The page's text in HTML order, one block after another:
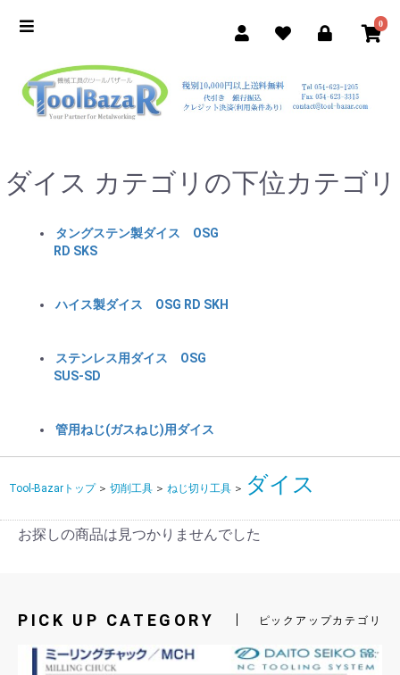
0
ダイス カテゴリの下位カテゴリ
タングステン製ダイス OSG
RD SKS
ハイス製ダイス OSG RD SKH
ステンレス用ダイス OSG
SUS-SD
管用ねじ(ガスねじ)用ダイス
Tool-Bazarトップ ＞ 切削工具 ＞ ねじ切り工具 ＞ ダイス
お探しの商品は見つかりませんでした
PICK UP CATEGORY ピックアップカテゴリ